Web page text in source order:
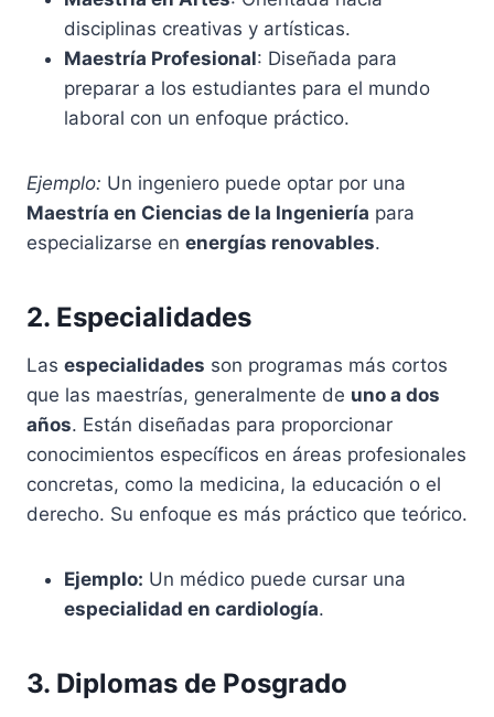
disciplinas creativas y artísticas.
Maestría Profesional: Diseñada para
preparar a los estudiantes para el mundo
laboral con un enfoque práctico.
Ejemplo: Un ingeniero puede optar por una
Maestría en Ciencias de la Ingeniería para
especializarse en energías renovables.
2. Especialidades
Las especialidades son programas más cortos
que las maestrías, generalmente de uno a dos
años. Están diseñadas para proporcionar
conocimientos específicos en áreas profesionales
concretas, como la medicina, la educación o el
derecho. Su enfoque es más práctico que teórico.
Ejemplo: Un médico puede cursar una
especialidad en cardiología.
3. Diplomas de Posgrado